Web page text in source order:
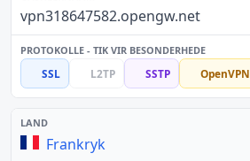
vpn318647582.opengw.net
SSL L2TP SSTP OpenVPN
Frankryk